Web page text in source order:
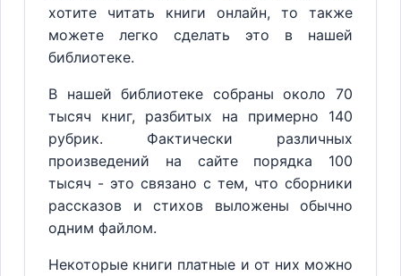
хотите читать книги онлайн, то также
можете легко сделать это в нашей
библиотеке.
В нашей библиотеке собраны около 70
тысяч книг, разбитых на примерно 140
рубрик. Фактически различных
произведений на сайте порядка 100
тысяч - это связано с тем, что сборники
рассказов и стихов выложены обычно
одним файлом.
Некоторые книги платные и от них можно